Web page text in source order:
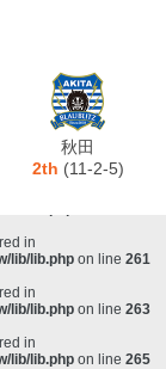
lib.php
of type string is
www/lib/lib.php
lib/lib.phpon line
in
lib/lib.php on line 261
in
lib/lib.php on line 263
in
lib/lib.php on line 265
秋田
2th (11-2-5)